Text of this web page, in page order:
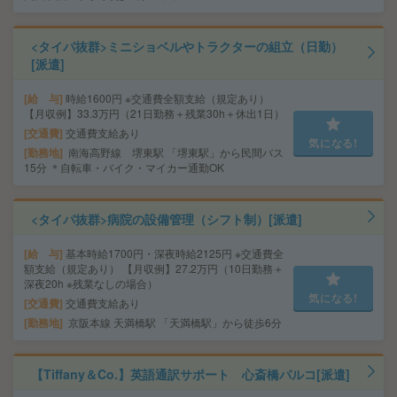
<タイパ抜群>ミニショベルやトラクターの組立（日勤）
[派遣]
給 与 時給1600円 ※交通費全額支給（規定あり）
【月収例】33.3万円（21日勤務＋残業30h＋休出1日）
交通費 交通費支給あり
勤務地
南海高野線 堺東駅 「堺東駅」から民間バス
15分 ＊自転車・バイク・マイカー通勤OK
気になる!
<タイパ抜群>病院の設備管理（シフト制）[派遣]
給 与 基本時給1700円・深夜時給2125円 ※交通費全
額支給（規定あり） 【月収例】27.2万円（10日勤務＋
深夜20h ※残業なしの場合）
交通費 交通費支給あり
勤務地 京阪本線 天満橋駅 「天満橋駅」から徒歩6分
気になる!
【Tiffany＆Co.】英語通訳サポート 心斎橋パルコ[派遣]